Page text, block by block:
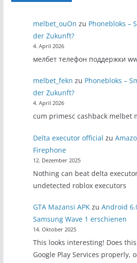
melbet_ouOn zu Phonebloks –
der Zukunft?
4. April 2026
мелбет телефон поддержки
melbet_fekn zu Phonebloks –
der Zukunft?
4. April 2026
cum primesc cashback melbet
Delta executor official zu
Firephone
12. Dezember 2025
Nothing can beat delta
undetected roblox executors
GTA Mazansi APK zuAndroid
Samsung Wave 1 erschienen
14. Oktober 2025
This looks interesting! Does
Google Play Services properly,